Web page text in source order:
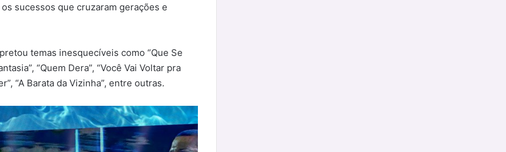
sucessos que cruzaram gerações e
temas inesquecíveis como “Que Se
“Quem Dera”, “Você Vai Voltar pra
“A Barata da Vizinha”, entre outras.